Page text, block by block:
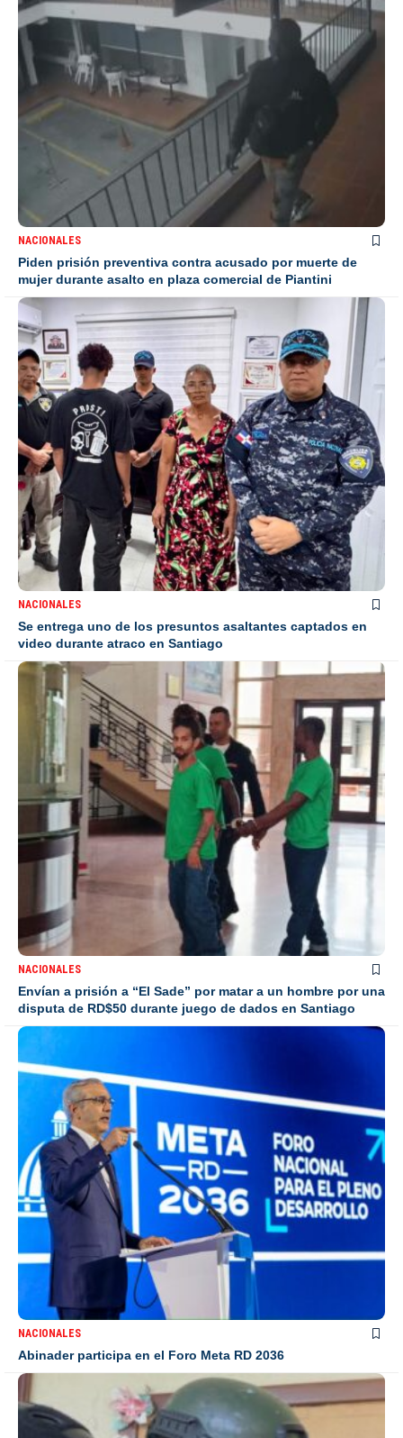
NACIONALES
Piden prisión preventiva contra acusado por muerte de
mujer durante asalto en plaza comercial de Piantini
NACIONALES
Se entrega uno de los presuntos asaltantes captados en
video durante atraco en Santiago
NACIONALES
Envían a prisión a “El Sade” por matar a un hombre por una
disputa de RD$50 durante juego de dados en Santiago
NACIONALES
Abinader participa en el Foro Meta RD 2036